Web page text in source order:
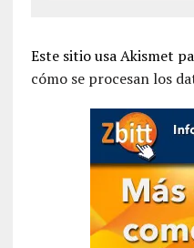
Este sitio usa Akismet
cómo se procesan los